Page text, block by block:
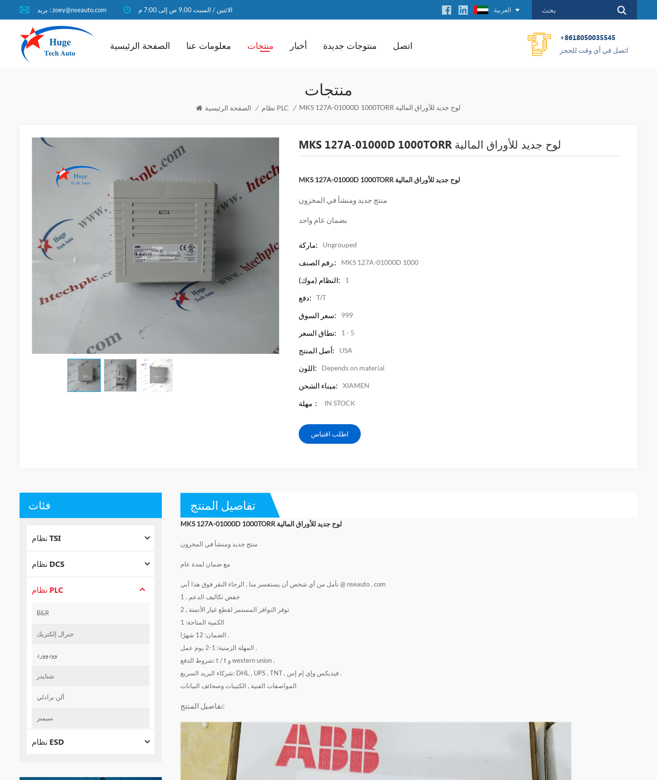
بريد : zoey@nseauto.com الاثنين / السبت 9.00 ص إلى 7:00 م العربية
الصفحة الرئيسية معلومات عنا منتجات أخبار منتوجات جديدة اتصل
+8618050035545
اتصل في أي وقت للحجز
منتجات
الصفحة الرئيسية / نظام PLC / MKS 127A-01000D 1000TORR لوح جديد للأوراق المالية
MKS 127A-01000D 1000TORR لوح جديد للأوراق المالية
MKS 127A-01000D 1000TORR لوح جديد للأوراق المالية
منتج جديد ومنشأ في المخزون
بضمان عام واحد
ماركة: Ungrouped
رقم الصنف.: MKS 127A-01000D 1000
النظام (موك): 1
دفع: T/T
سعر السوق: 999
نطاق السعر: 1 - 5
أصل المنتج: USA
اللون: Depends on material
ميناء الشحن: XIAMEN
مهلة： IN STOCK
اطلب اقتباس
تفاصيل المنتج
MKS 127A-01000D 1000TORR لوح جديد للأوراق المالية
منتج جديد ومنشأ في المخزون
مع ضمان لمدة عام
نأمل من أي شخص أن يستفسر منا , الرجاء النقر فوق هذا آبي @ nseauto . com
1 . خفض تكاليف الدعم
2 , توفر التوافر المستمر لقطع غيار الأتمتة
الكمية المتاحة: 1
الضمان: 12 شهرًا .
المهلة الزمنية: 1-2 يوم عمل .
شروط الدفع: t / t و western union .
شركاء البريد السريع: DHL , UPS , TNT , فيديكس وإي إم إس .
المواصفات الفنية , الكتيبات وصحائف البيانات
تفاصيل المنتج:
فئات
نظام TSI
نظام DCS
نظام PLC
B&R
جنرال إلكتريك
وودوورد
شنايدر
ألن برادلي
سيمنز
نظام ESD